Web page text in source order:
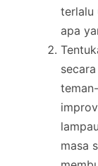
terlalu
apa
masa